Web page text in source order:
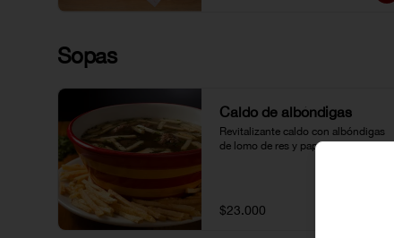
Sopas
Caldo de albóndigas
Revitalizante caldo con albóndigas
de lomo de res y papas fosforito.
$23.000